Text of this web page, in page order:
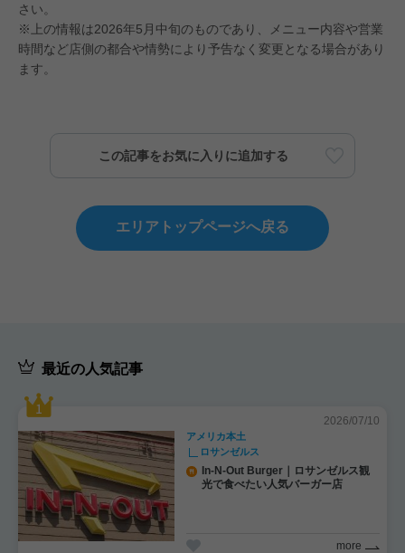
さい。
※上の情報は2026年5月中旬のものであり、メニュー内容や営業
時間など店側の都合や情勢により予告なく変更となる場合があり
ます。
この記事をお気に入りに追加する
エリアトップページへ戻る
最近の人気記事
2026/07/10
アメリカ本土
ロサンゼルス
In-N-Out Burger｜ロサンゼルス観
光で食べたい人気バーガー店
more